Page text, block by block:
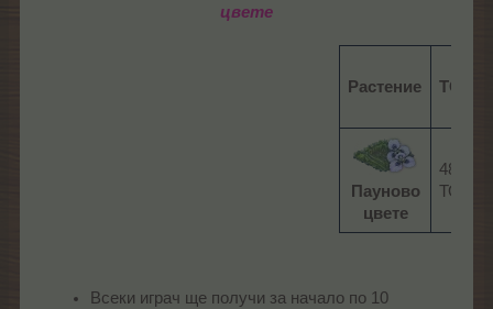
цвете
Растение ТО
Пауново
цвете
48
ТО
Всеки играч ще получи за начало по 10